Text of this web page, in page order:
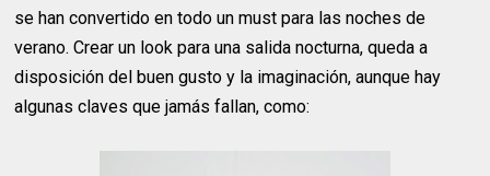
se han convertido en todo un must para las noches de
verano. Crear un look para una salida nocturna, queda a
disposición del buen gusto y la imaginación, aunque hay
algunas claves que jamás fallan, como: